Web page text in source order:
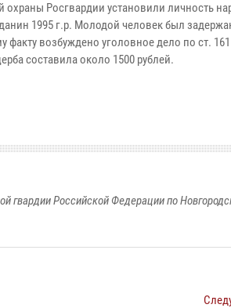
Росгвардии установили личность
1995 г.р. Молодой человек был
возбуждено уголовное дело по ст.
составила около 1500 рублей.
Российской Федерации по